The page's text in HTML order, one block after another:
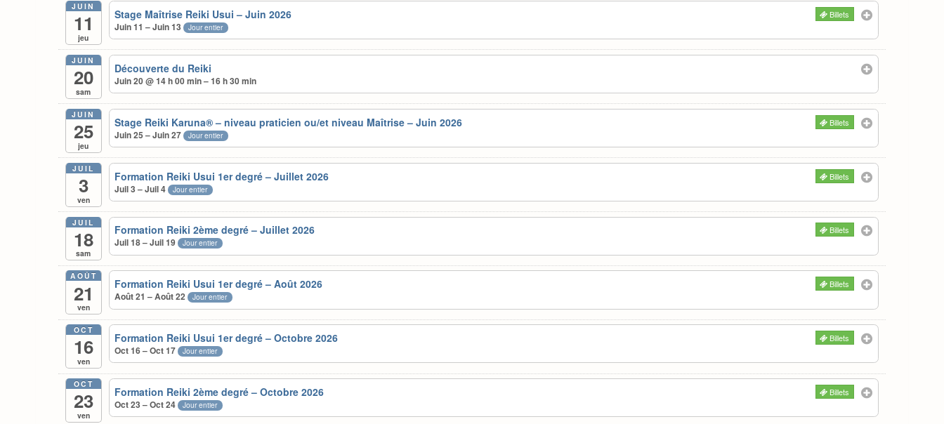
JUIN
11
jeu
Stage Maîtrise Reiki Usui – Juin 2026 Billets
Juin 11 – Juin 13 Jour entier
JUIN
20
sam
Découverte du Reiki
Juin 20 @ 14 h 00 min – 16 h 30 min
JUIN
25
jeu
Stage Reiki Karuna® – niveau praticien ou/et niveau Maîtrise – Juin 2026 Billets
Juin 25 – Juin 27 Jour entier
JUIL
3
ven
Formation Reiki Usui 1er degré – Juillet 2026 Billets
Juil 3 – Juil 4 Jour entier
JUIL
18
sam
Formation Reiki 2ème degré – Juillet 2026 Billets
Juil 18 – Juil 19 Jour entier
AOÛT
21
ven
Formation Reiki Usui 1er degré – Août 2026 Billets
Août 21 – Août 22 Jour entier
OCT
16
ven
Formation Reiki Usui 1er degré – Octobre 2026 Billets
Oct 16 – Oct 17 Jour entier
OCT
23
ven
Formation Reiki 2ème degré – Octobre 2026 Billets
Oct 23 – Oct 24 Jour entier